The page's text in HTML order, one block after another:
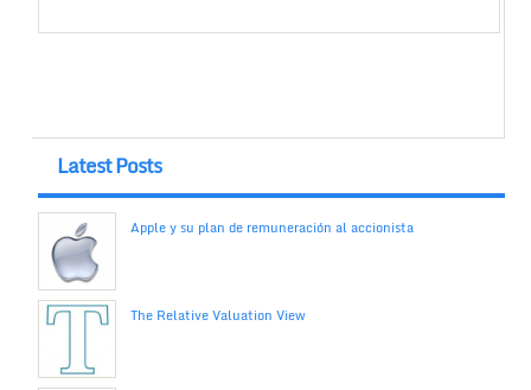
Latest Posts
Apple y su plan de remuneración al accionista
The Relative Valuation View